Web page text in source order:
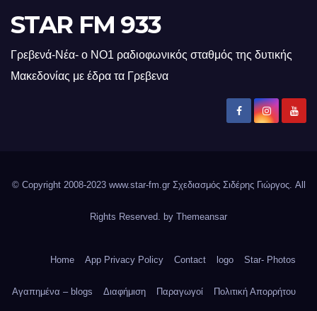
STAR FM 933
Γρεβενά-Νέα- ο ΝΟ1 ραδιοφωνικός σταθμός της δυτικής
Μακεδονίας με έδρα τα Γρεβενα
© Copyright 2008-2023 www.star-fm.gr Σχεδιασμός Σιδέρης Γιώργος. All
Rights Reserved. by Themeansar
Home App Privacy Policy Contact logo Star- Photos
Αγαπημένα – blogs Διαφήμιση Παραγωγοί Πολιτική Απορρήτου